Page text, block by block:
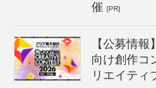
催[PR]
【公募情
向け創作コ
リエイティ